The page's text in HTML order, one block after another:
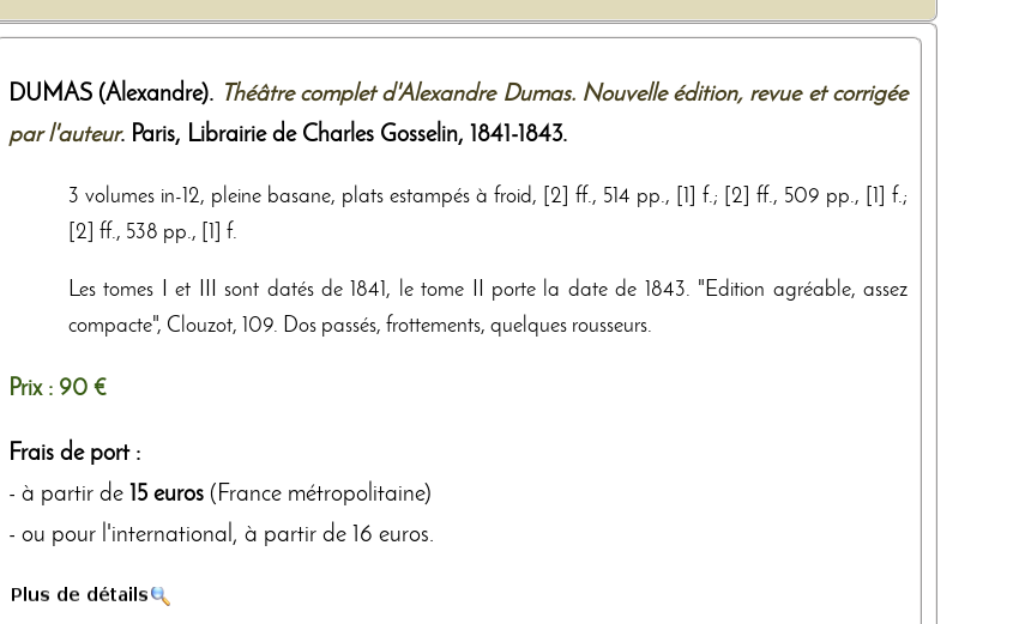
DUMAS (Alexandre). Théâtre complet d'Alexandre Dumas. Nouvelle édition, revue et corrigée
par l'auteur. Paris, Librairie de Charles Gosselin, 1841-1843.
3 volumes in-12, pleine basane, plats estampés à froid, [2] ff., 514 pp., [1] f.; [2] ff., 509 pp., [1] f.;
[2] ff., 538 pp., [1] f.
Les tomes I et III sont datés de 1841, le tome II porte la date de 1843. "Edition agréable, assez
compacte", Clouzot, 109. Dos passés, frottements, quelques rousseurs.
Prix : 90 €
Frais de port :
- à partir de 15 euros (France métropolitaine)
- ou pour l'international, à partir de 16 euros.